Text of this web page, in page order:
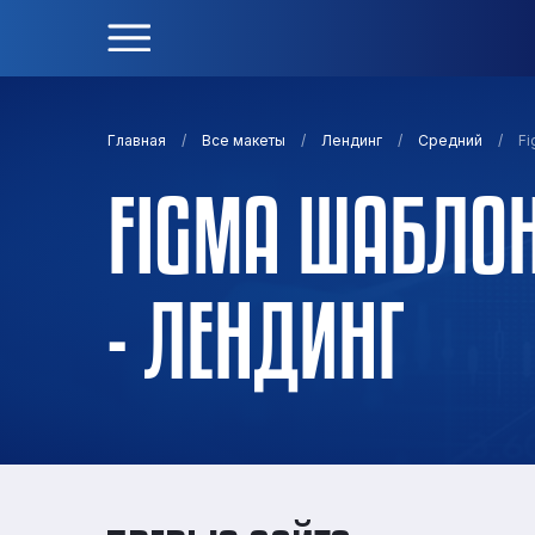
Главная / Все макеты / Лендинг / Средний /
FIGMA
- ЛЕНДИНГ